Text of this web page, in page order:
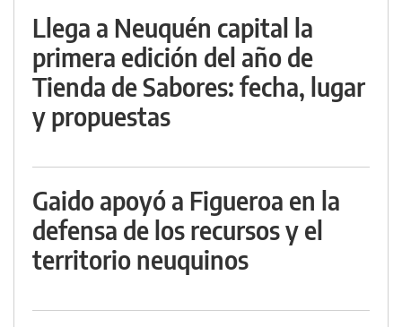
Llega a Neuquén capital la
primera edición del año de
Tienda de Sabores: fecha, lugar
y propuestas
Gaido apoyó a Figueroa en la
defensa de los recursos y el
territorio neuquinos